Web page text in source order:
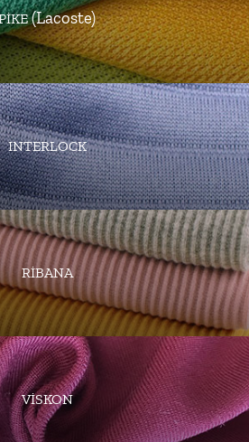
(Lacoste)
INTERLOCK
RİBANA
VİSKON